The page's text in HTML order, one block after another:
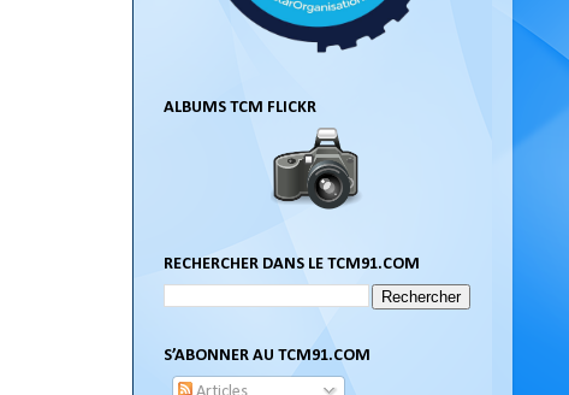
ALBUMS TCM FLICKR
RECHERCHER DANS LE TCM91.COM
S’ABONNER AU TCM91.COM